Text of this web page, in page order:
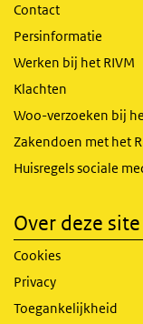
Contact
Persinformatie
Werken bij het RIVM
Klachten
Woo-verzoeken bij
Zakendoen met het
Huisregels sociale
Over deze site
Cookies
Privacy
Toegankelijkheid